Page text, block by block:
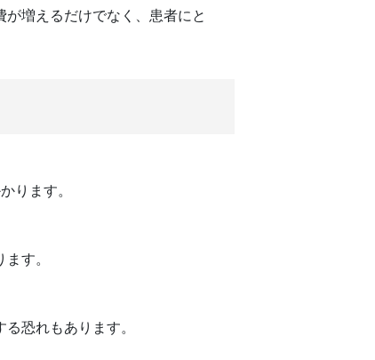
増えるだけでなく、患者にと
ります。
す。
恐れもあります。